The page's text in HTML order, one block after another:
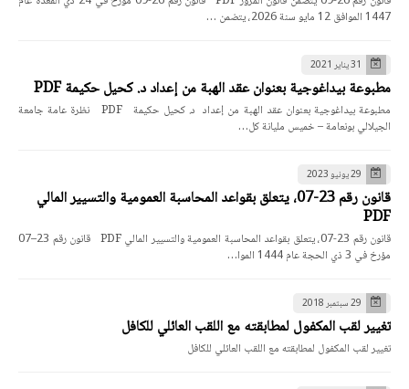
1447 الموافق 12 مايو سنة 2026، يتضمن …
31 يناير 2021
مطبوعة بيداغوجية بعنوان عقد الهبة من إعداد د. كحيل حكيمة PDF
مطبوعة بيداغوجية بعنوان عقد الهبة من إعداد د. كحيل حكيمة PDF نظرة عامة جامعة
الجيلالي بونعامة – خميس مليانة كل…
29 يونيو 2023
قانون رقم 23-07، يتعلق بقواعد المحاسبة العمومية والتسيير المالي
PDF
قانون رقم 23-07، يتعلق بقواعد المحاسبة العمومية والتسيير المالي PDF قانون رقم 23–07
مؤرخ في 3 ذي الحجة عام 1444 الموا…
29 سبتمبر 2018
تغيير لقب المكفول لمطابقته مع اللقب العائلي للكافل
تغيير لقب المكفول لمطابقته مع اللقب العائلي للكافل